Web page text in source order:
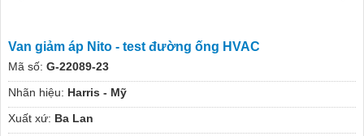
Van giảm áp Nito - test đường ống HVAC
Mã số: G-22089-23
Nhãn hiệu: Harris - Mỹ
Xuất xứ: Ba Lan